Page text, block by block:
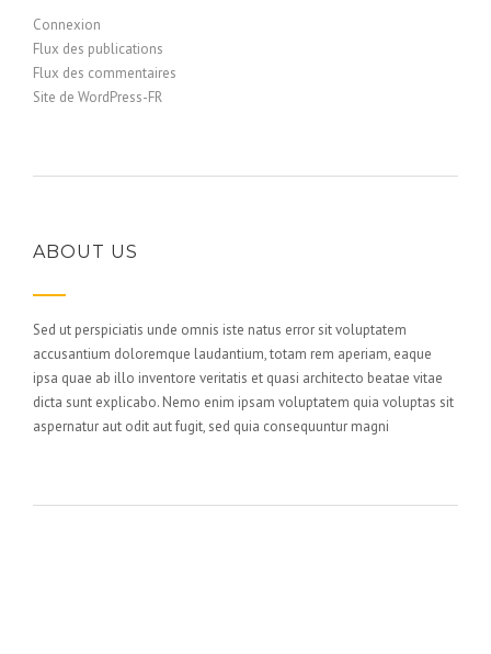
Connexion
Flux des publications
Flux des commentaires
Site de WordPress-FR
ABOUT US
Sed ut perspiciatis unde omnis iste natus error sit voluptatem
accusantium doloremque laudantium, totam rem aperiam, eaque
ipsa quae ab illo inventore veritatis et quasi architecto beatae vitae
dicta sunt explicabo. Nemo enim ipsam voluptatem quia voluptas sit
aspernatur aut odit aut fugit, sed quia consequuntur magni